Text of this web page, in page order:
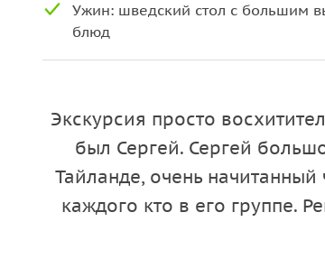
Ужин: шведский стол с большим
блюд
Экскурсия просто
был Сергей. Сергей
Тайланде, очень
каждого кто в его группе.